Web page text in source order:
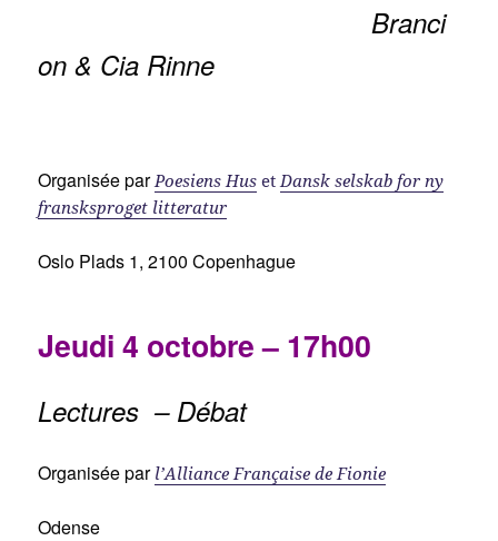
Branci
on & Cia Rinne
Organisée parPoesiens Hus et Dansk selskab for ny
fransksproget litteratur
Oslo Plads 1, 2100 Copenhague
Jeudi 4 octobre – 17h00
Lectures – Débat
Organisée par l’Alliance Française de Fionie
Odense